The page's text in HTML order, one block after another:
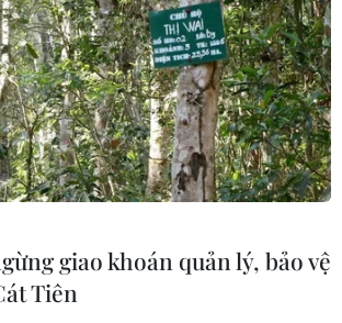
giao thông. (Ảnh: Lê Đức Hoảnh/TTXVN)
Nguyễn Thanh Ngọc, Phó Chủ
dân tỉnh Tây Ninh cho biết, Cơ
điều tra Công an huyện Trảng
đã khởi tố vụ án, khởi tố bị can
trú tại huyện Phù Mỹ, tỉnh Bình
làm rõ hành vi "Vi phạm quy
giao thông đường bộ."
giao khoán quản lý, bảo vệ
Tiên